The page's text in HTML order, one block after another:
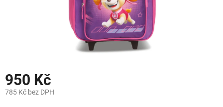
950 Kč
785 Kč bez DPH